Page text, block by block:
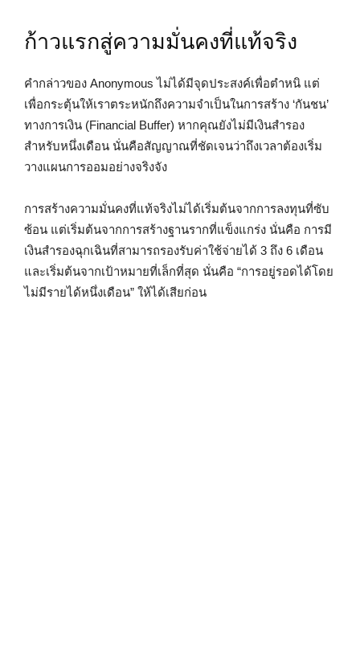
ก้าวแรกสู่ความมั่นคงที่แท้จริง
คำกล่าวของ Anonymous ไม่ได้มีจุดประสงค์เพื่อตำหนิ แต่
เพื่อกระตุ้นให้เราตระหนักถึงความจำเป็นในการสร้าง ‘กันชน’
ทางการเงิน (Financial Buffer) หากคุณยังไม่มีเงินสำรอง
สำหรับหนึ่งเดือน นั่นคือสัญญาณที่ชัดเจนว่าถึงเวลาต้องเริ่ม
วางแผนการออมอย่างจริงจัง
การสร้างความมั่นคงที่แท้จริงไม่ได้เริ่มต้นจากการลงทุนที่ซับ
ซ้อน แต่เริ่มต้นจากการสร้างฐานรากที่แข็งแกร่ง นั่นคือ การมี
เงินสำรองฉุกเฉินที่สามารถรองรับค่าใช้จ่ายได้ 3 ถึง 6 เดือน
และเริ่มต้นจากเป้าหมายที่เล็กที่สุด นั่นคือ “การอยู่รอดได้โดย
ไม่มีรายได้หนึ่งเดือน” ให้ได้เสียก่อน